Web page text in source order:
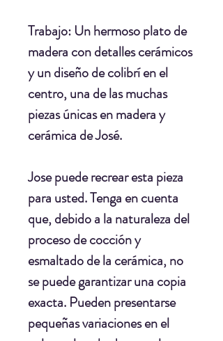
Trabajo: Un hermoso plato de
madera con detalles cerámicos
y un diseño de colibrí en el
centro, una de las muchas
piezas únicas en madera y
cerámica de José.
Jose puede recrear esta pieza
para usted. Tenga en cuenta
que, debido a la naturaleza del
proceso de cocción y
esmaltado de la cerámica, no
se puede garantizar una copia
exacta. Pueden presentarse
pequeñas variaciones en el